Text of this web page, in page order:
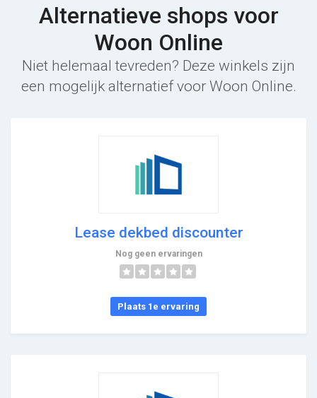
Alternatieve shops voor
Woon Online
Niet helemaal tevreden? Deze winkels zijn
een mogelijk alternatief voor Woon Online.
Lease dekbed discounter
Nog geen ervaringen
Plaats 1e ervaring